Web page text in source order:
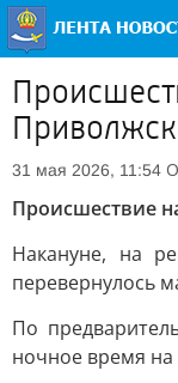
31 мая 2026, 11:54
Происшествие
Накануне, на
перевернулось
По
ночное время на